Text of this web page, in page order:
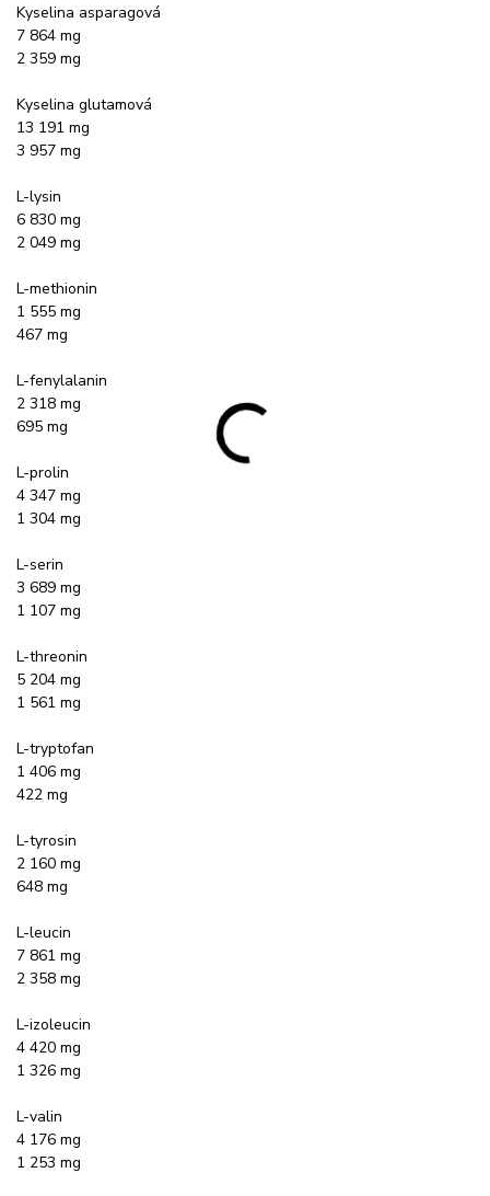
Kyselina asparagová
7 864 mg
2 359 mg
Kyselina glutamová
13 191 mg
3 957 mg
L-lysin
6 830 mg
2 049 mg
L-methionin
1 555 mg
467 mg
L-fenylalanin
2 318 mg
695 mg
L-prolin
4 347 mg
1 304 mg
L-serin
3 689 mg
1 107 mg
L-threonin
5 204 mg
1 561 mg
L-tryptofan
1 406 mg
422 mg
L-tyrosin
2 160 mg
648 mg
L-leucin
7 861 mg
2 358 mg
L-izoleucin
4 420 mg
1 326 mg
L-valin
4 176 mg
1 253 mg